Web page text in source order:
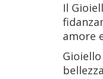
Il
amore